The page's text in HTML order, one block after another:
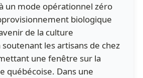
un mode opérationnel zéro
biologique
de la culture
les artisans de chez
une fenêtre sur la
québécoise. Dans une